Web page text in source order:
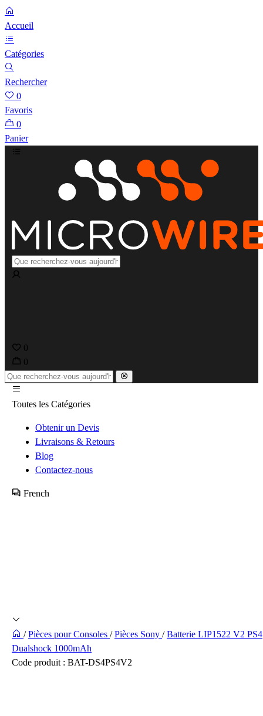
Accueil
Catégories
Rechercher
0
Favoris
0
Panier
0
0
Toutes les Catégories
Obtenir un Devis
Livraisons & Retours
Blog
Contactez-nous
French
/ Pièces pour Consoles / Pièces Sony / Batterie LIP1522 V2 PS4
Dualshock 1000mAh
Code produit : BAT-DS4PS4V2